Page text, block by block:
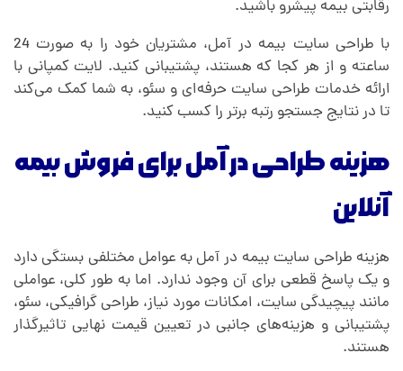
رقابتی بیمه پیشرو باشید.
با طراحی سایت بیمه در آمل، مشتریان خود را به صورت 24
ساعته و از هر کجا که هستند، پشتیبانی کنید. لایت کمپانی با
ارائه خدمات طراحی سایت حرفه‌ای و سئو، به شما کمک می‌کند
تا در نتایج جستجو رتبه برتر را کسب کنید.
هزینه طراحی در آمل برای فروش بیمه
آنلاین
هزینه طراحی سایت بیمه در آمل به عوامل مختلفی بستگی دارد
و یک پاسخ قطعی برای آن وجود ندارد. اما به طور کلی، عواملی
مانند پیچیدگی سایت، امکانات مورد نیاز، طراحی گرافیکی، سئو،
پشتیبانی و هزینه‌های جانبی در تعیین قیمت نهایی تاثیرگذار
هستند.